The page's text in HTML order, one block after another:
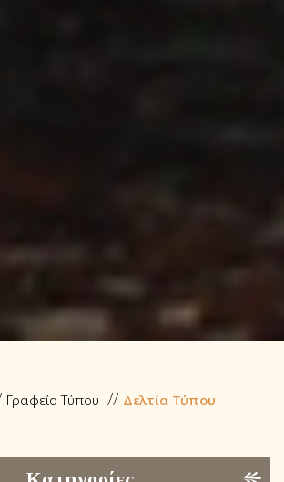
Γραφείο Τύπου Δελτία Τύπου